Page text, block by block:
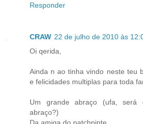
Responder
CRAW 22 de julho de 2010 às
Oi qerida,
Ainda n ao tinha vindo neste teu
e felicidades multiplas para toda
Um grande abraço (ufa,
abraço?)